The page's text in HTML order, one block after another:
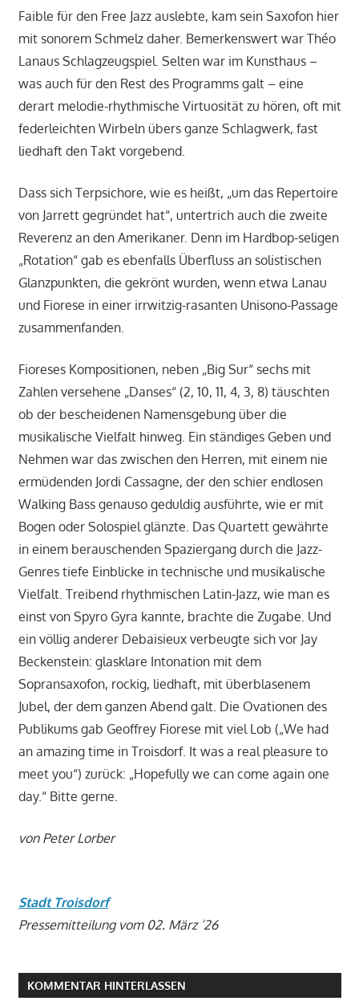
Faible für den Free Jazz auslebte, kam sein Saxofon hier
mit sonorem Schmelz daher. Bemerkenswert war Théo
Lanaus Schlagzeugspiel. Selten war im Kunsthaus –
was auch für den Rest des Programms galt – eine
derart melodie-rhythmische Virtuosität zu hören, oft mit
federleichten Wirbeln übers ganze Schlagwerk, fast
liedhaft den Takt vorgebend.
Dass sich Terpsichore, wie es heißt, „um das Repertoire
von Jarrett gegründet hat“, untertrich auch die zweite
Reverenz an den Amerikaner. Denn im Hardbop-seligen
„Rotation“ gab es ebenfalls Überfluss an solistischen
Glanzpunkten, die gekrönt wurden, wenn etwa Lanau
und Fiorese in einer irrwitzig-rasanten Unisono-Passage
zusammenfanden.
Fioreses Kompositionen, neben „Big Sur“ sechs mit
Zahlen versehene „Danses“ (2, 10, 11, 4, 3, 8) täuschten
ob der bescheidenen Namensgebung über die
musikalische Vielfalt hinweg. Ein ständiges Geben und
Nehmen war das zwischen den Herren, mit einem nie
ermüdenden Jordi Cassagne, der den schier endlosen
Walking Bass genauso geduldig ausführte, wie er mit
Bogen oder Solospiel glänzte. Das Quartett gewährte
in einem berauschenden Spaziergang durch die Jazz-
Genres tiefe Einblicke in technische und musikalische
Vielfalt. Treibend rhythmischen Latin-Jazz, wie man es
einst von Spyro Gyra kannte, brachte die Zugabe. Und
ein völlig anderer Debaisieux verbeugte sich vor Jay
Beckenstein: glasklare Intonation mit dem
Sopransaxofon, rockig, liedhaft, mit überblasenem
Jubel, der dem ganzen Abend galt. Die Ovationen des
Publikums gab Geoffrey Fiorese mit viel Lob („We had
an amazing time in Troisdorf. It was a real pleasure to
meet you“) zurück: „Hopefully we can come again one
day.“ Bitte gerne.
von Peter Lorber
Stadt Troisdorf
Pressemitteilung vom 02. März ’26
KOMMENTAR HINTERLASSEN